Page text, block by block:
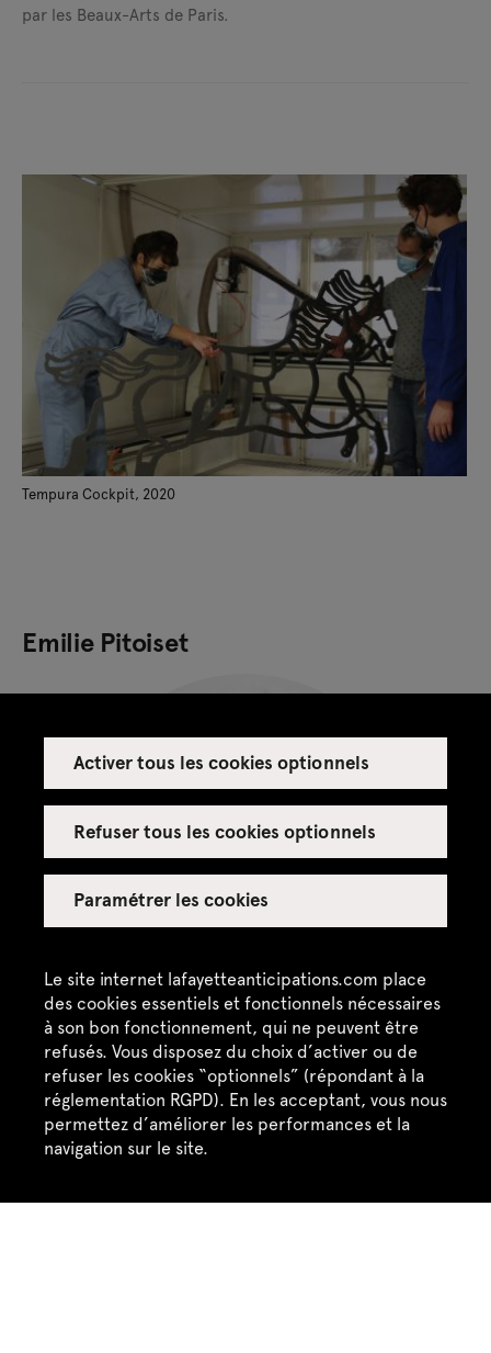
Le site internet lafayetteanticipations.com place
des cookies essentiels et fonctionnels nécessaires
à son bon fonctionnement, qui ne peuvent être
refusés. Vous disposez du choix d’activer ou de
refuser les cookies “optionnels” (répondant à la
réglementation RGPD). En les acceptant, vous nous
permettez d’améliorer les performances et la
navigation sur le site.
Activer tous les cookies optionnels
Refuser tous les cookies optionnels
Paramétrer les cookies
par les Beaux-Arts de Paris.
Tempura Cockpit, 2020
Emilie Pitoiset
Né·e en 1980, vit et travaille à Paris et Toulouse (France).
Émilie Pitoiset est artiste et chorégraphe.